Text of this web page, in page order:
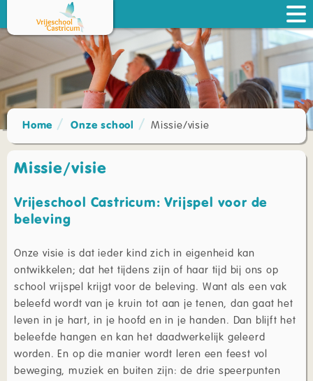
Home Onze school Missie/visie
Missie/visie
Vrijeschool Castricum: Vrijspel voor de
beleving
Onze visie is dat ieder kind zich in eigenheid kan
ontwikkelen; dat het tijdens zijn of haar tijd bij ons op
school vrijspel krijgt voor de beleving. Want als een vak
beleefd wordt van je kruin tot aan je tenen, dan gaat het
leven in je hart, in je hoofd en in je handen. Dan blijft het
beleefde hangen en kan het daadwerkelijk geleerd
worden. En op die manier wordt leren een feest vol
beweging, muziek en buiten zijn: de drie speerpunten